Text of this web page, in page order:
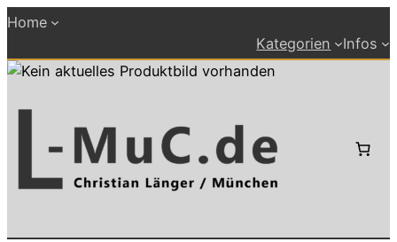
Zum
springen
Home
Kategorien
Infos